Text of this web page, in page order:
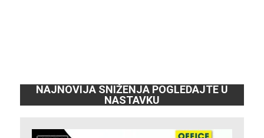
NAJNOVIJA SNIŽENJA POGLEDAJTE U
NASTAVKU